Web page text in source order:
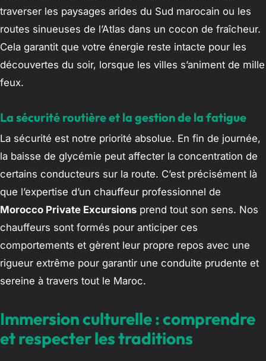
traverser les paysages arides du Sud marocain ou les
routes sinueuses de l’Atlas dans un cocon de fraîcheur.
Cela garantit que votre énergie reste intacte pour les
découvertes du soir, lorsque les villes s’animent de mille
feux.
La sécurité routière et la gestion de la fatigue
La sécurité est notre priorité absolue. En fin de journée,
la baisse de glycémie peut affecter la concentration de
certains conducteurs sur la route. C’est précisément là
que l’expertise d’un chauffeur professionnel de
Morocco Private Excursions prend tout son sens. Nos
chauffeurs sont formés pour anticiper ces
comportements et gèrent leur propre repos avec une
rigueur extrême pour garantir une conduite prudente et
sereine à travers tout le Maroc.
Immersion culturelle : comprendre
et respecter les traditions